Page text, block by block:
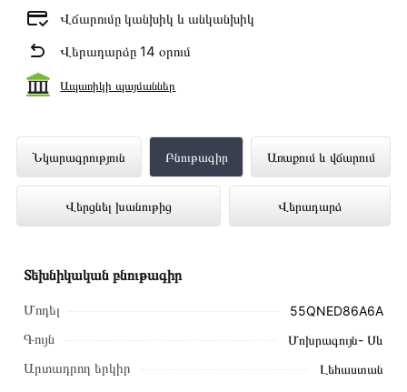
Վճարումը կանխիկ և անկանխիկ
Վերադարձը 14 օրում
Ապառիկի պայմաններ
Նկարագրություն Բնութագիր Առաքում և վճարում
Վերցնել խանութից Վերադարձ
Հեռուստացույց LG 55QNED86A6A
ներկայացված է Technomix առցանց
խանութում լավագույն գնով 529 000 դրամ
Տեխնիկական բնութագիր
Մոդել 55QNED86A6A
Գույն Մոխրագույն- Սև
Արտադրող երկիր Լեհաստան